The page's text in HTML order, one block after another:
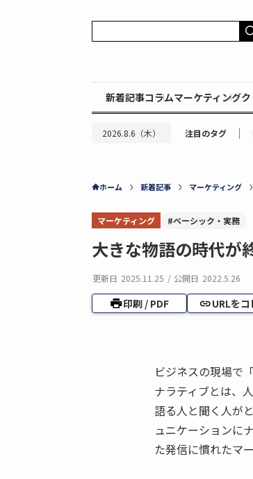
新着記事コラムマーケティング
2026.8.6（木） 注目のタグ ｜
ホーム 新着記事 マーケティング
マーケティング #ベーシック・実務
大きな物語の時代が
更新日 2025.11.25 / 公開日 2022.5.26
印刷 / PDF URLをコ
ビジネスの現場で
ナラティブとは、
語る人と聞く人が
ュニケーションに
た発信に慣れたマ